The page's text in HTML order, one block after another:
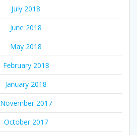
July 2018
June 2018
May 2018
February 2018
January 2018
November 2017
October 2017